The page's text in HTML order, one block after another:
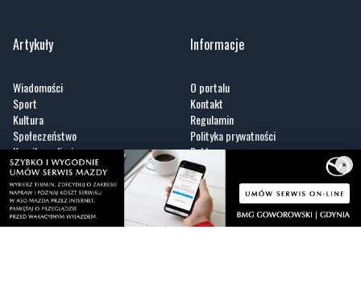
Artykuły
Wiadomości
Sport
Kultura
Społeczeństwo
Kronika policyjna
Informacje
O portalu
Kontakt
Regulamin
Polityka prywatności
Reklama
Zobacz
Fotogalerie
×